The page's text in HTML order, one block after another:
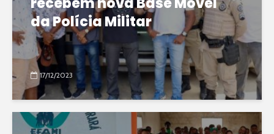
da Polícia Militar
17/12/2023